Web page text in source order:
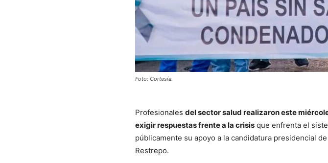
Foto: Cortesía.
Profesionales del sector salud realizaron este
exigir respuestas frente a la crisis que enfrenta el
públicamente su apoyo a la candidatura presidencial
Restrepo.